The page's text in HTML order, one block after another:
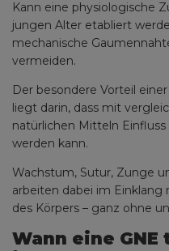
Kann eine physiologische
jungen Alter etabliert
mechanische
vermeiden.
Der besondere Vorteil
liegt darin, dass mit
natürlichen Mitteln
werden kann.
Wachstum, Sutur, Zunge
arbeiten dabei im
des Körpers – ganz ohne
Wann eine